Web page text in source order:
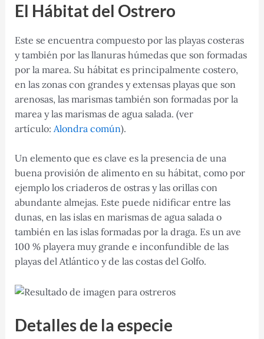
El Hábitat del Ostrero
Este se encuentra compuesto por las playas costeras
y también por las llanuras húmedas que son formadas
por la marea. Su hábitat es principalmente costero,
en las zonas con grandes y extensas playas que son
arenosas, las marismas también son formadas por la
marea y las marismas de agua salada. (ver
artículo: Alondra común).
Un elemento que es clave es la presencia de una
buena provisión de alimento en su hábitat, como por
ejemplo los criaderos de ostras y las orillas con
abundante almejas. Este puede nidificar entre las
dunas, en las islas en marismas de agua salada o
también en las islas formadas por la draga. Es un ave
100 % playera muy grande e inconfundible de las
playas del Atlántico y de las costas del Golfo.
Detalles de la especie